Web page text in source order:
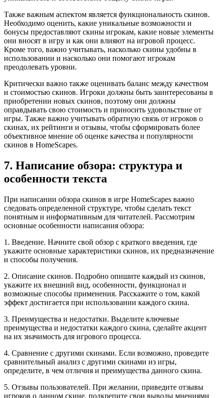
Также важным аспектом является функциональность скинов.
Необходимо оценить, какие уникальные возможности и
бонусы предоставляют скины игрокам, какие новые элементы
они вносят в игру и как они влияют на игровой процесс.
Кроме того, важно учитывать, насколько скины удобны в
использовании и насколько они помогают игрокам
преодолевать уровни.
Критически важно также оценивать баланс между качеством
и стоимостью скинов. Игроки должны быть заинтересованы в
приобретении новых скинов, поэтому они должны
оправдывать свою стоимость и приносить удовольствие от
игры. Также важно учитывать обратную связь от игроков о
скинах, их рейтинги и отзывы, чтобы сформировать более
объективное мнение об оценке качества и популярности
скинов в HomeScapes.
7. Написание обзора: структура и
особенности текста
При написании обзора скинов в игре HomeScapes важно
следовать определенной структуре, чтобы сделать текст
понятным и информативным для читателей. Рассмотрим
основные особенности написания обзора:
1. Введение. Начните свой обзор с краткого введения, где
укажите основные характеристики скинов, их предназначение
и способы получения.
2. Описание скинов. Подробно опишите каждый из скинов,
укажите их внешний вид, особенности, функционал и
возможные способы применения. Расскажите о том, какой
эффект достигается при использовании каждого скина.
3. Преимущества и недостатки. Выделите ключевые
преимущества и недостатки каждого скина, сделайте акцент
на их значимость для игрового процесса.
4. Сравнение с другими скинами. Если возможно, проведите
сравнительный анализ с другими скинами из игры,
определите, в чем отличия и преимущества данного скина.
5. Отзывы пользователей. При желании, приведите отзывы
игроков о данном скине, подкрепите свои выводы мнениями